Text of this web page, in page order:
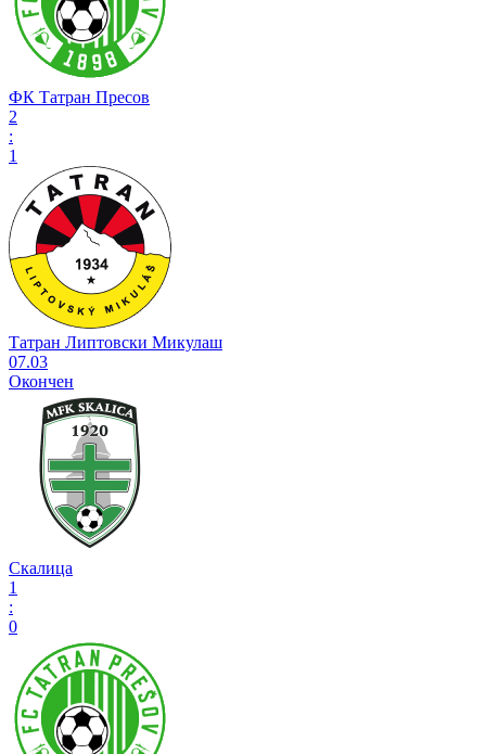
ФК Татран Пресов
2
:
1
Татран Липтовски Микулаш
07.03
Окончен
Скалица
1
:
0